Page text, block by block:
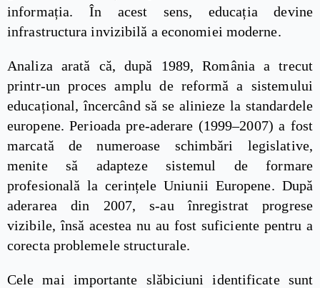
informația. În acest sens, educația devine
infrastructura invizibilă a economiei moderne.
Analiza arată că, după 1989, România a trecut
printr-un proces amplu de reformă a sistemului
educațional, încercând să se alinieze la standardele
europene. Perioada pre-aderare (1999–2007) a fost
marcată de numeroase schimbări legislative,
menite să adapteze sistemul de formare
profesională la cerințele Uniunii Europene. După
aderarea din 2007, s-au înregistrat progrese
vizibile, însă acestea nu au fost suficiente pentru a
corecta problemele structurale.
Cele mai importante slăbiciuni identificate sunt